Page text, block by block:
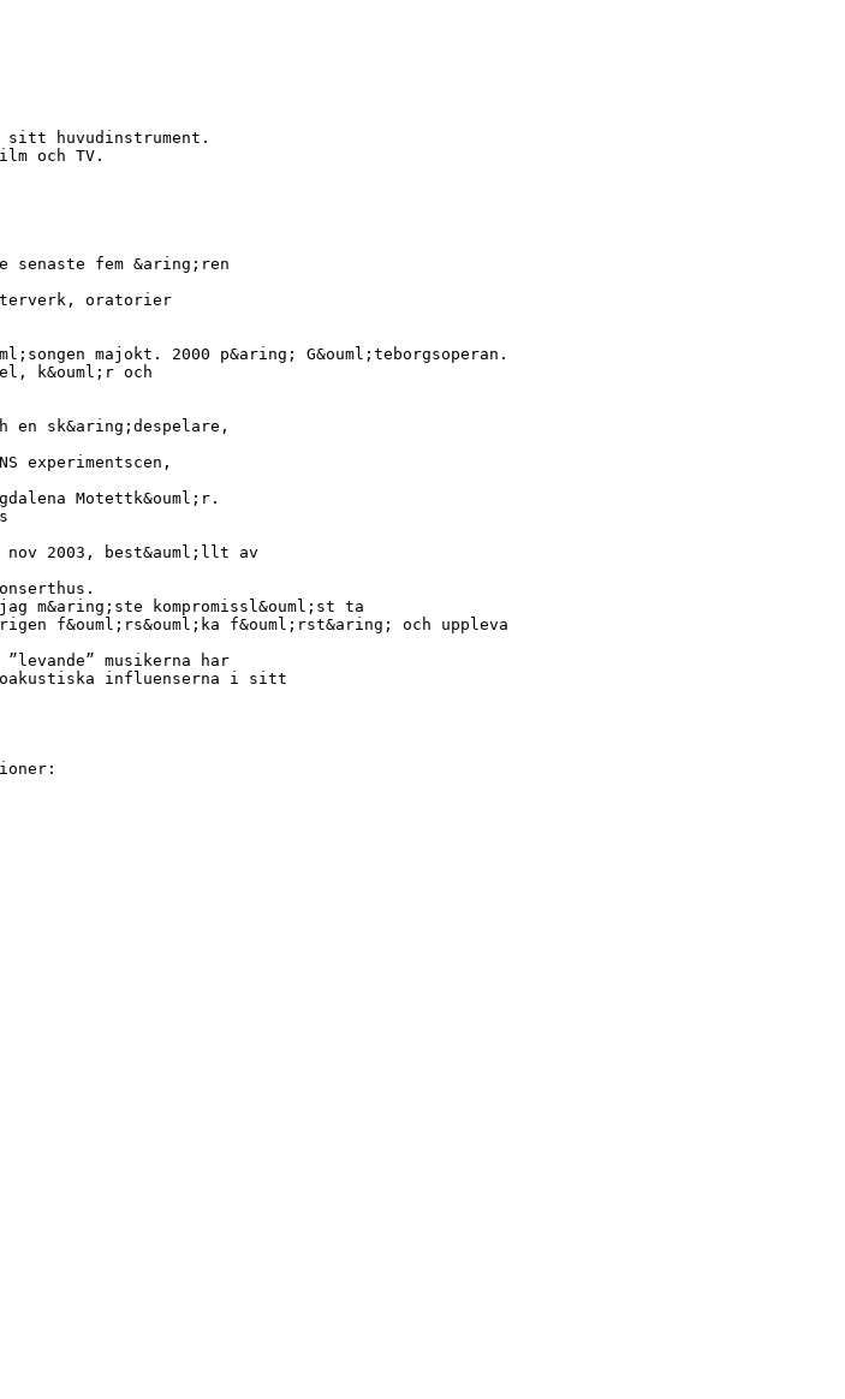
sitt huvudinstrument.
och TV.
senaste fem &aring;ren
oratorier
majokt. 2000 p&aring; G&ouml;teborgsoperan.
k&ouml;r och
en sk&aring;despelare,
experimentscen,
Motettk&ouml;r.
nov 2003, best&auml;llt av
kompromissl&ouml;st ta
f&ouml;rs&ouml;ka f&ouml;rst&aring; och uppleva
musikerna har
influenserna i sitt